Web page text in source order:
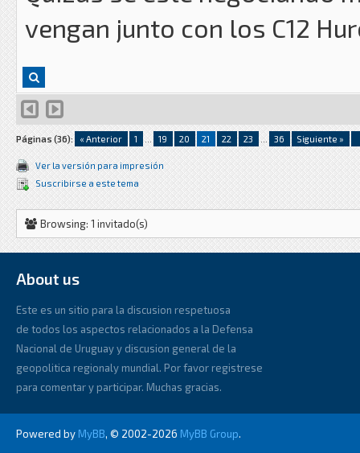
vengan junto con los C12
Páginas (36): « Anterior 1 ... 19 20 21 22 23 ... 36 Siguiente »
Ver la versión para impresión
Suscribirse a este tema
Browsing: 1 invitado(s)
About us
Este es un sitio para la discusion respetuosa
de todos los aspectos relacionados a la Defensa
Nacional de Uruguay y discusion general de la
geopolitica regionaly mundial. Por favor registrese
para comentar y participar. Muchas gracias.
Powered by MyBB, © 2002-2026 MyBB Group.